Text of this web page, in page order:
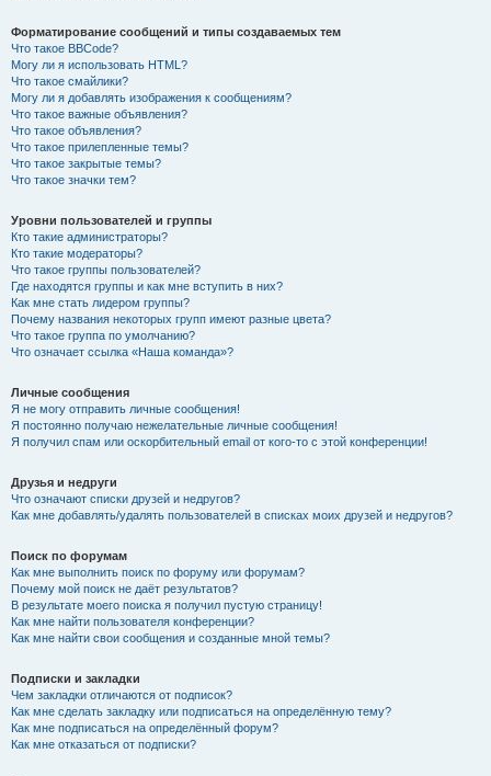
Форматирование сообщений и типы создаваемых тем
Что такое BBCode?
Могу ли я использовать HTML?
Что такое смайлики?
Могу ли я добавлять изображения к сообщениям?
Что такое важные объявления?
Что такое объявления?
Что такое прилепленные темы?
Что такое закрытые темы?
Что такое значки тем?
Уровни пользователей и группы
Кто такие администраторы?
Кто такие модераторы?
Что такое группы пользователей?
Где находятся группы и как мне вступить в них?
Как мне стать лидером группы?
Почему названия некоторых групп имеют разные цвета?
Что такое группа по умолчанию?
Что означает ссылка «Наша команда»?
Личные сообщения
Я не могу отправить личные сообщения!
Я постоянно получаю нежелательные личные сообщения!
Я получил спам или оскорбительный email от кого-то с этой конференции!
Друзья и недруги
Что означают списки друзей и недругов?
Как мне добавлять/удалять пользователей в списках моих друзей и недругов?
Поиск по форумам
Как мне выполнить поиск по форуму или форумам?
Почему мой поиск не даёт результатов?
В результате моего поиска я получил пустую страницу!
Как мне найти пользователя конференции?
Как мне найти свои сообщения и созданные мной темы?
Подписки и закладки
Чем закладки отличаются от подписок?
Как мне сделать закладку или подписаться на определённую тему?
Как мне подписаться на определённый форум?
Как мне отказаться от подписки?